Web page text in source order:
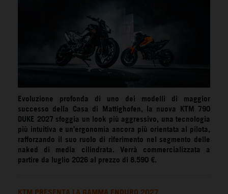
Evoluzione profonda di uno dei modelli di maggior
successo della Casa di Mattighofen, la nuova KTM 790
DUKE 2027 sfoggia un look più aggressivo, una tecnologia
più intuitiva e un’ergonomia ancora più orientata al pilota,
rafforzando il suo ruolo di riferimento nel segmento delle
naked di media cilindrata. Verrà commercializzata a
partire da luglio 2026 al prezzo di 8.590 €.